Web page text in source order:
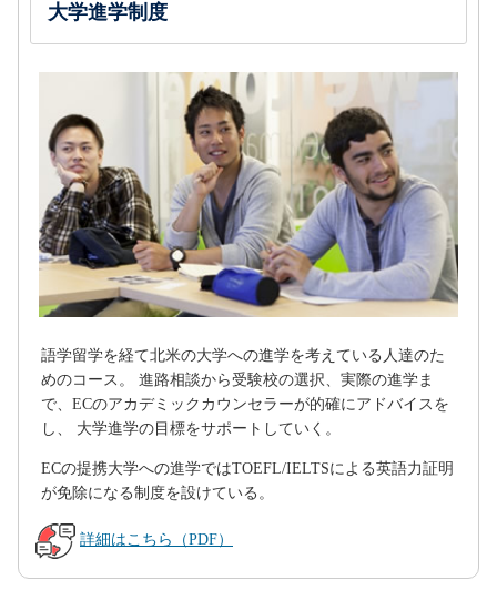
大学進学制度
語学留学を経て北米の大学への進学を考えている人達のた
めのコース。 進路相談から受験校の選択、実際の進学ま
で、ECのアカデミックカウンセラーが的確にアドバイスを
し、 大学進学の目標をサポートしていく。
ECの提携大学への進学ではTOEFL/IELTSによる英語力証明
が免除になる制度を設けている。
詳細はこちら（PDF）